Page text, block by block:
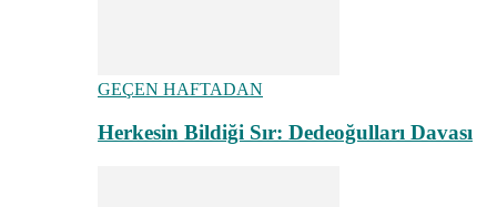
GEÇEN HAFTADAN
Herkesin Bildiği Sır: Dedeoğulları Davası